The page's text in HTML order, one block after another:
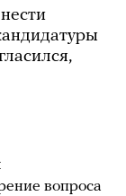
вопроса